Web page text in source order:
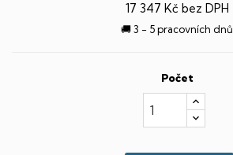
17 347 Kč bez DPH
🚚 3 - 5 pracovních dnů
Počet